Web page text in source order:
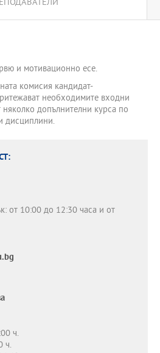
лидерство и мениджмънт и е в
в програмата, кандидатите трябва
по специалности, които не са от
1.2. „Педагогика“ или 1.3.
по...“, или от други професионални
“учител”, записват
по преценка на департамента.
и мотивационно есе.
комисия кандидат-
необходимите входни
няколко допълнителни курса по
дисциплини.
от 10:00 до 12:30 часа и от
ч.
ч.